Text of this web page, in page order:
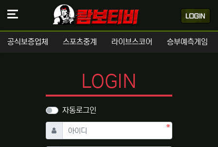
공식보증업체 스포츠중계 라이브스코어 승부예측게임
LOGIN
자동로그인
아이디 필수